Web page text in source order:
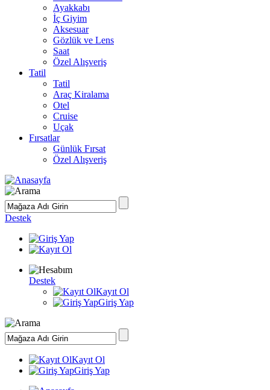
Ayakkabı
İç Giyim
Aksesuar
Gözlük ve Lens
Saat
Özel Alışveriş
Tatil
Tatil
Araç Kiralama
Otel
Cruise
Uçak
Fırsatlar
Günlük Fırsat
Özel Alışveriş
Destek
Destek
Kayıt Ol
Giriş Yap
Kayıt Ol
Giriş Yap